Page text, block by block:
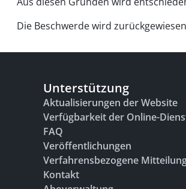
Die Beschwerde wird
Unterstützung
Aktualisierungen der Website
Verfügbarkeit der Online-
FAQ
Veröffentlichungen
Verfahrensbezogene
Kontakt